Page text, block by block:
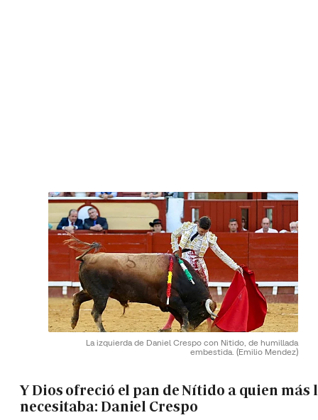
La izquierda de Daniel Crespo con Nitido, de humillada
embestida. (Emilio Mendez)
Y Dios ofreció el pan de Nítido a quien más
necesitaba: Daniel Crespo